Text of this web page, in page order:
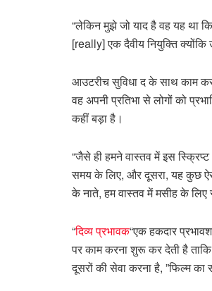
“लेकिन मुझे जो याद है वह यह था
[really] एक दैवीय नियुक्ति क्योंकि
आउटरीच सुविधा द के साथ काम
वह अपनी प्रतिभा से लोगों को
कहीं बड़ा है।
“जैसे ही हमने वास्तव में इस
समय के लिए, और दूसरा, यह कुछ
के नाते, हम वास्तव में मसीह के
“दिव्य प्रभावक“एक हकदार
पर काम करना शुरू कर देती है
दूसरों की सेवा करना है, ”फिल्म का